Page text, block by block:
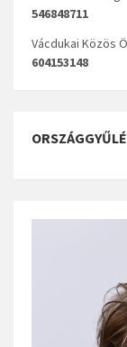
546848711
Vácdukai Közös
604153148